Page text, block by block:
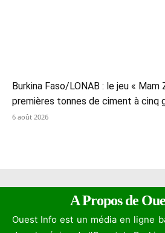
Burkina Faso/LONAB : le jeu «
premières tonnes de ciment à cinq
6 août 2026
A Propos de
Ouest Info est un média en ligne